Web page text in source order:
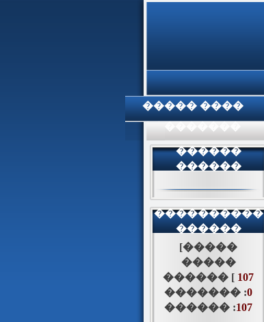
���� �����
������
������
����������
������
[�����
�����
������ [ 107
������� :0
������ :107